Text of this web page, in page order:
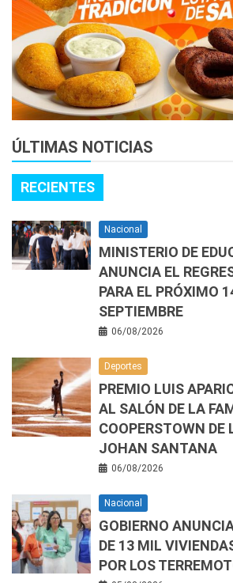
ÚLTIMAS NOTICIAS
RECIENTES
Nacional
MINISTERIO DE
ANUNCIA EL
PARA EL PRÓXIMO
SEPTIEMBRE
06/08/2026
Deportes
PREMIO LUIS
AL SALÓN DE LA
COOPERSTOWN DE
JOHAN SANTANA
06/08/2026
Nacional
GOBIERNO
DE 13 MIL
POR LOS